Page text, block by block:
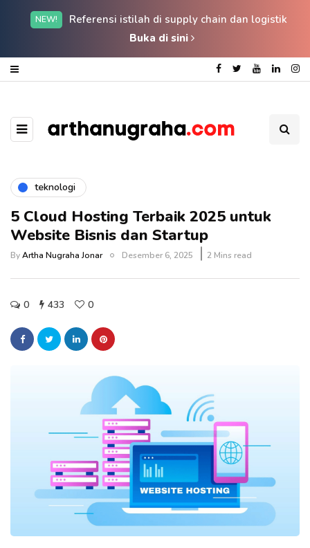
NEW!
Referensi istilah di supply chain dan logistik
Buka di sini
teknologi
5 Cloud Hosting Terbaik 2025 untuk
Website Bisnis dan Startup
ByArtha Nugraha Jonar Desember 6, 2025 2 Mins read
0 433 0